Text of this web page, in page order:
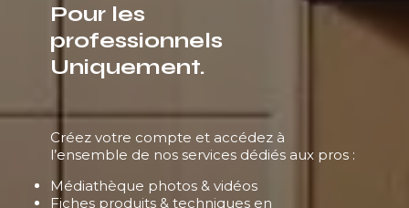
Pour les
professionnels
Uniquement.
Créez votre compte et accédez à
l’ensemble de nos services dédiés aux pros :
Médiathèque photos & vidéos
Fiches produits & techniques en